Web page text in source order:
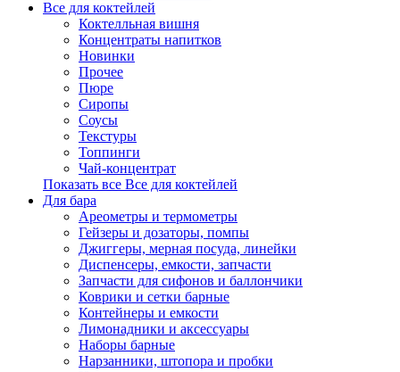
Все для коктейлей
Коктелльная вишня
Концентраты напитков
Новинки
Прочее
Пюре
Сиропы
Соусы
Текстуры
Топпинги
Чай-концентрат
Показать все Все для коктейлей
Для бара
Ареометры и термометры
Гейзеры и дозаторы, помпы
Джиггеры, мерная посуда, линейки
Диспенсеры, емкости, запчасти
Запчасти для сифонов и баллончики
Коврики и сетки барные
Контейнеры и емкости
Лимонадники и аксессуары
Наборы барные
Нарзанники, штопора и пробки